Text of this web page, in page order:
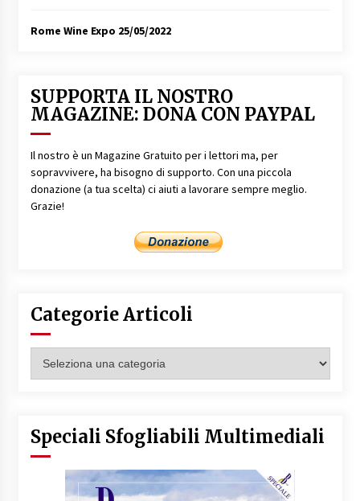
Rome Wine Expo 25/05/2022
SUPPORTA IL NOSTRO
MAGAZINE: DONA CON PAYPAL
Il nostro è un Magazine Gratuito per i lettori ma, per
sopravvivere, ha bisogno di supporto. Con una piccola
donazione (a tua scelta) ci aiuti a lavorare sempre meglio.
Grazie!
Categorie Articoli
Articoli
Speciali Sfogliabili Multimediali